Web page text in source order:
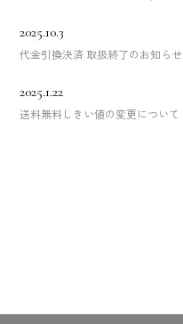
2025.10.3
代金引換決済 取扱終了のお知らせ
2025.1.22
送料無料しきい値の変更について